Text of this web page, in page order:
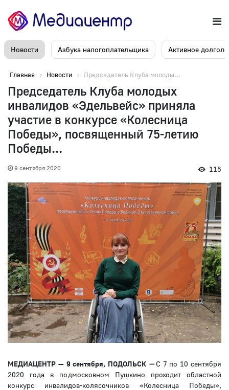
Новости Азбука налогоплательщика Активное
Главная Новости Председатель Клуба молоды...
Председатель Клуба молодых
инвалидов «Эдельвейс» приняла
участие в конкурсе «Колесница
Победы», посвященный 75-летию
Победы...
9 сентября 2020 116
МЕДИАЦЕНТР — 9 сентября, ПОДОЛЬСК —С 7 по 10 сентября
2020 года в подмосковном Пушкино проходит областной
конкурс инвалидов-колясочников «Колесница Победы»,